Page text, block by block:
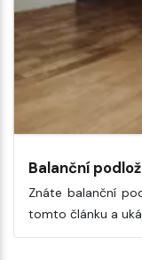
Balanční
Znáte balanční
tomto článku a